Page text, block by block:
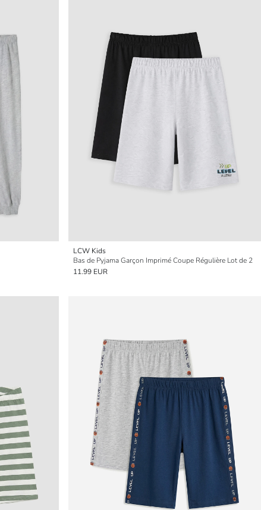
LCW Kids
Bas de Pyjama Garçon Imprimé Coupe Régulière Lot de 2
11.99 EUR